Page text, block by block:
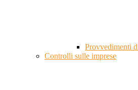
Provvedimenti
Controlli sulle imprese